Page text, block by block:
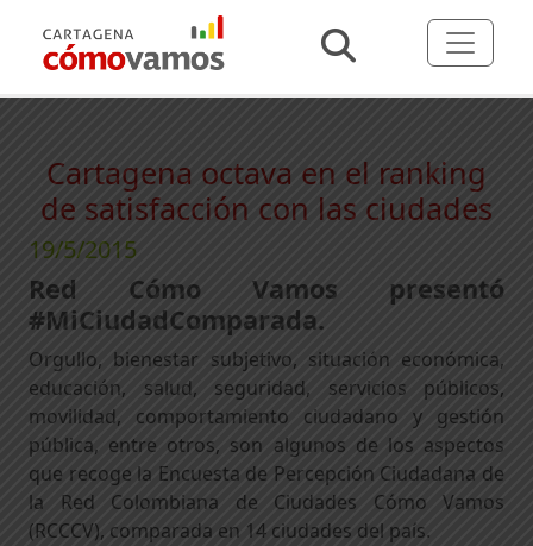
Cartagena octava en el ranking
de satisfacción con las ciudades
19/5/2015
Red Cómo Vamos presentó
#MiCiudadComparada.
Orgullo, bienestar subjetivo, situación económica,
educación, salud, seguridad, servicios públicos,
movilidad, comportamiento ciudadano y gestión
pública, entre otros, son algunos de los aspectos
que recoge la Encuesta de Percepción Ciudadana de
la Red Colombiana de Ciudades Cómo Vamos
(RCCCV), comparada en 14 ciudades del país.